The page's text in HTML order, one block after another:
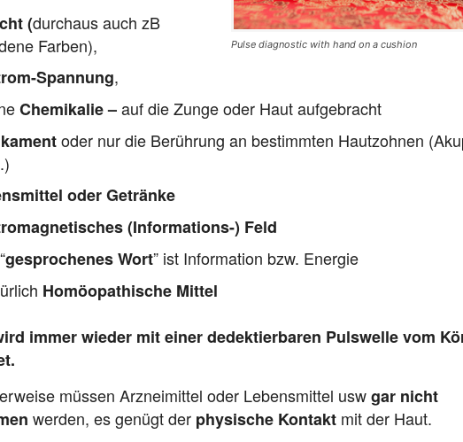
Pulse diagnostic with hand on a cushion
(durchaus auch zB
Farben),
Spannung,
Chemikalie –auf die Zunge oder Haut aufgebracht
oder nur die Berührung an bestimmten Hautzohnen
oder Getränke
(Informations-) Feld
gesprochenes Wort” ist Information bzw. Energie
Homöopathische Mittel
immer wieder mit einer dedektierbaren Pulswelle vom
müssen Arzneimittel oder Lebensmittel uswgar nicht
werden, es genügt der physische Kontakt mit der Haut.